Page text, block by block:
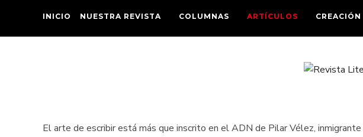
INICIO NUESTRA REVISTA COLUMNAS ARTÍCULOS
El arte de escribir está más que inscrito en el ADN de Pilar Vélez,